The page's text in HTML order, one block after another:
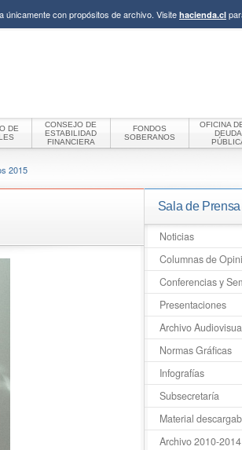
únicamente con propósitos de archivo. Visite hacienda.cl
DE
CONSEJO DE
ESTABILIDAD
FINANCIERA
FONDOS
SOBERANOS
OFICINA
DEUDA
2015
Sala de Prensa
Noticias
Columnas de
Conferencias y
Presentaciones
Archivo
Normas Gráficas
Infografías
Subsecretaría
Material
Archivo 2010-2014